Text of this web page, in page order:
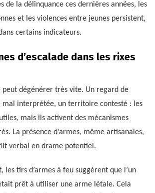
de la délinquance ces dernières années, les
et les violences entre jeunes persistent,
certains indicateurs.
d’escalade dans les rixes
peut dégénérer très vite. Un regard de
mal interprétée, un territoire contesté : les
mais ils activent des mécanismes
La présence d’armes, même artisanales,
verbal en drame potentiel.
les tirs d’armes à feu suggèrent que l’un
prêt à utiliser une arme létale. Cela